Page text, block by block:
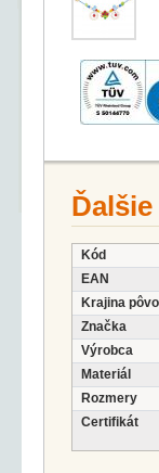
Kód
EAN
Krajina
Značka
Výrobca
Materiál
Rozmery
Certifikát